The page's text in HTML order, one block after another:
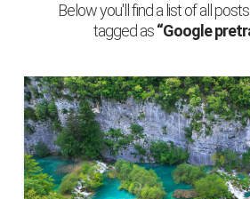
Below you'll find a list of all
tagged as“Google